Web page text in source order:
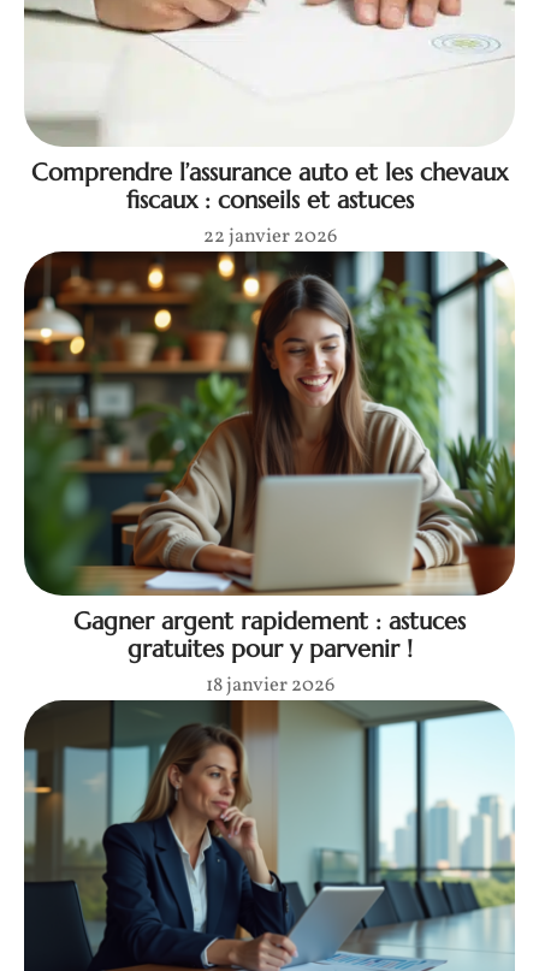
Comprendre l’assurance auto et les chevaux
fiscaux : conseils et astuces
22 janvier 2026
Gagner argent rapidement : astuces
gratuites pour y parvenir !
18 janvier 2026